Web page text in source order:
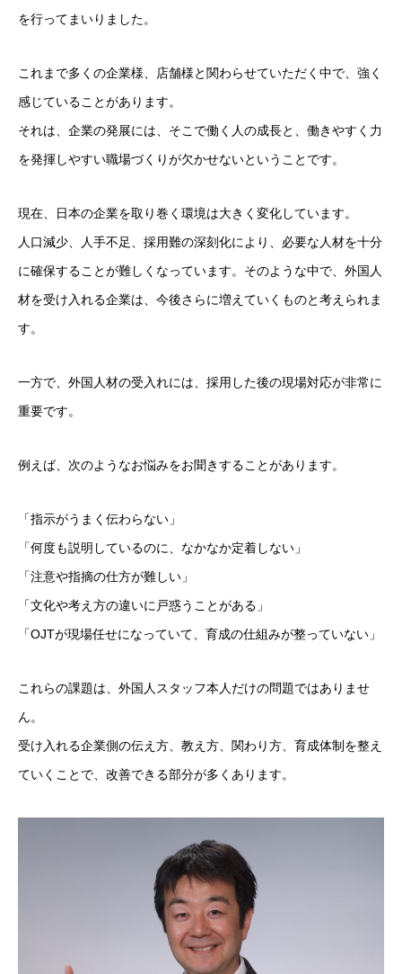
を行ってまいりました。
これまで多くの企業様、店舗様と関わらせていただく中で、強く
感じていることがあります。
それは、企業の発展には、そこで働く人の成長と、働きやすく力
を発揮しやすい職場づくりが欠かせないということです。
現在、日本の企業を取り巻く環境は大きく変化しています。
人口減少、人手不足、採用難の深刻化により、必要な人材を十分
に確保することが難しくなっています。そのような中で、外国人
材を受け入れる企業は、今後さらに増えていくものと考えられま
す。
一方で、外国人材の受入れには、採用した後の現場対応が非常に
重要です。
例えば、次のようなお悩みをお聞きすることがあります。
「指示がうまく伝わらない」
「何度も説明しているのに、なかなか定着しない」
「注意や指摘の仕方が難しい」
「文化や考え方の違いに戸惑うことがある」
「OJTが現場任せになっていて、育成の仕組みが整っていない」
これらの課題は、外国人スタッフ本人だけの問題ではありませ
ん。
受け入れる企業側の伝え方、教え方、関わり方、育成体制を整え
ていくことで、改善できる部分が多くあります。